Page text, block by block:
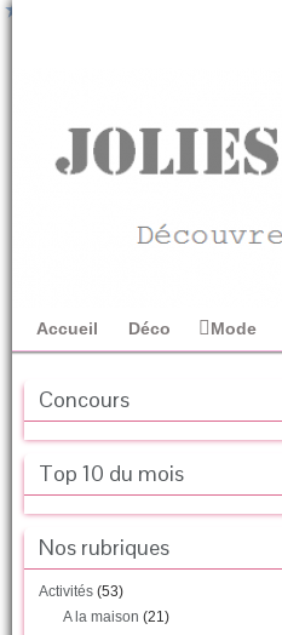
Accueil Déco Mode
Concours
Top 10 du mois
Nos rubriques
Activités (53)
A la maison (21)